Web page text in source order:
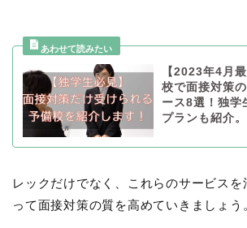
【2023年4月
校で面接対策
ース8選！独学
プランも紹介。
レックだけでなく、これらのサービスを
って面接対策の質を高めていきましょう